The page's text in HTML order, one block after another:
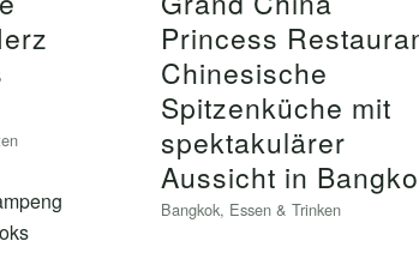
Princess
Chinesische
Spitzenküche mit
spektakulärer
Aussicht in
Bangkok, Essen & Trinken